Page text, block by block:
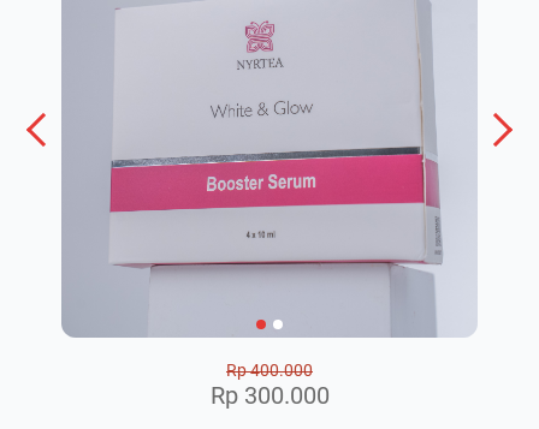
Rp 400.000
Rp 300.000